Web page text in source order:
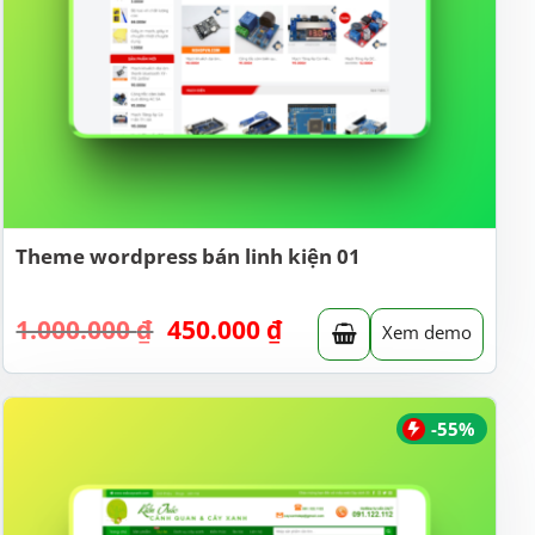
Theme wordpress bán linh kiện 01
1.000.000₫ Giá
là:
1.000.000 ₫.
450.000 ₫Giá
hiện
tại
là:
Xem demo
-55%